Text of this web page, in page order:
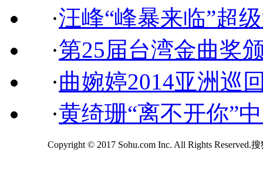
·汪峰“峰暴来临”超
·第25届台湾金曲奖
·曲婉婷2014亚洲巡
·黄绮珊“离不开你”
Copyright © 2017 Sohu.com Inc. All Rights Reserved.